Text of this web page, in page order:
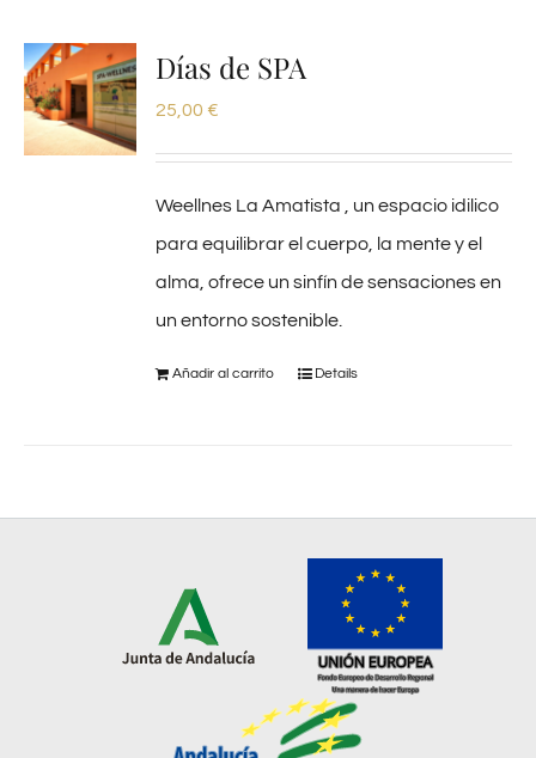
Días de SPA
25,00 €
Weellnes La Amatista , un espacio idilico
para equilibrar el cuerpo, la mente y el
alma, ofrece un sinfín de sensaciones en
un entorno sostenible.
Añadir al carrito Details